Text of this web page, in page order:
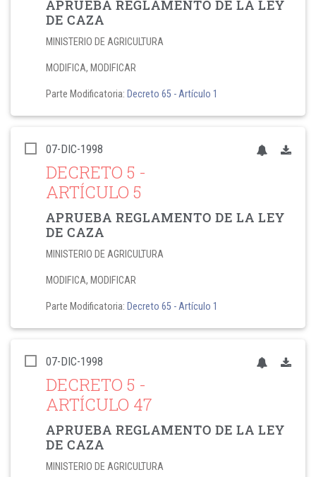
APRUEBA REGLAMENTO DE LA LEY
DE CAZA
MINISTERIO DE AGRICULTURA
MODIFICA, MODIFICAR
Parte Modificatoria: Decreto 65 - Artículo 1
07-DIC-1998
DECRETO 5 -
ARTÍCULO 5
APRUEBA REGLAMENTO DE LA LEY
DE CAZA
MINISTERIO DE AGRICULTURA
MODIFICA, MODIFICAR
Parte Modificatoria: Decreto 65 - Artículo 1
07-DIC-1998
DECRETO 5 -
ARTÍCULO 47
APRUEBA REGLAMENTO DE LA LEY
DE CAZA
MINISTERIO DE AGRICULTURA